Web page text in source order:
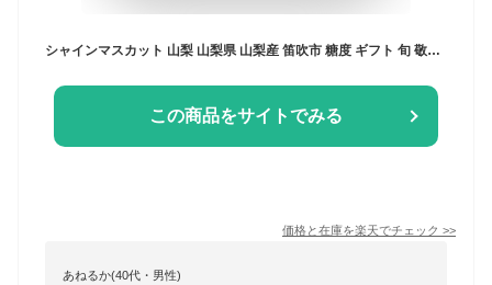
シャインマスカット 山梨 山梨県 山梨産 笛吹市 糖度 ギフト 旬 敬老の日 贈答用 贈答 プレゼント 大粒 1kg 1キロ 2房 甲府 種なし フルーツ 果物 シャイン マスカット 産地直送 ぶどう 送料無料 楽天 お取り寄せ 御中元 内祝い 【順次 発送中】
この商品をサイトでみる
価格と在庫を楽天でチェック >>
あねるか(40代・男性)